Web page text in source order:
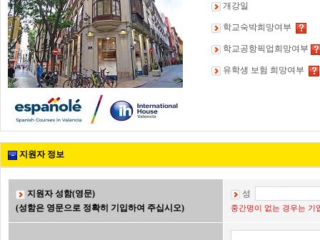
개강일
학교숙박희망여부
학교공항픽업희망여부
유학생 보험 희망여부
지원자 정보
지원자 성함(영문)
(성함은 영문으로 정확히 기입하여 주십시오)
성
중간명이 없는 경우는 기